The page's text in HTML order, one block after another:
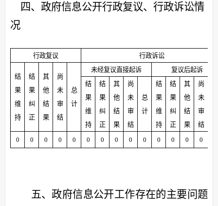
四、政府信息公开行政复议、行政诉讼情
况
行政复议 行政诉讼
结
果
维
持
结
果
纠
正
其
他
结
果
尚
未
审
结
总
计
未经复议直接起诉
复议后起诉
结
果
维
持
结
果
纠
正
其
他
结
果
尚
未
审
结
总
计
结
果
维
持
结
果
纠
正
其
他
结
果
尚
未
审
结
0 0 0 0 0 0 0 0 0 0 0 0 0 0
五、政府信息公开工作存在的主要问题